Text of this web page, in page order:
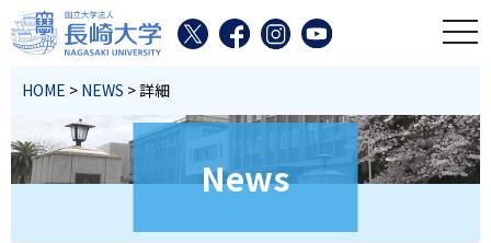
HOME > NEWS > 詳細
News